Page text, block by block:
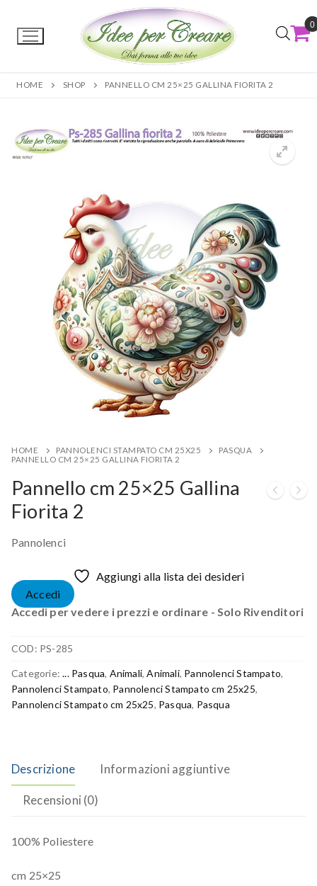
0
HOME SHOP PANNELLO CM 25×25 GALLINA FIORITA 2
HOME PANNOLENCI STAMPATO CM 25X25
PASQUA
PANNELLO CM 25×25 GALLINA FIORITA 2
Pannello cm 25×25 Gallina
Fiorita 2
Pannolenci
Aggiungi alla lista dei desideri
Accedi
Accedi per vedere i prezzi e ordinare - Solo Rivenditori
COD: PS-285
Categorie:... Pasqua, Animali,Animali, Pannolenci Stampato,
Pannolenci Stampato, Pannolenci Stampato cm 25x25,
Pannolenci Stampato cm 25x25, Pasqua, Pasqua
Descrizione Informazioni aggiuntive
Recensioni (0)
100% Poliestere
cm 25×25